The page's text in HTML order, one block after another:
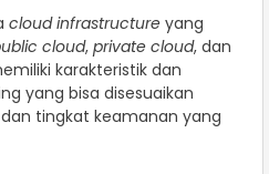
cloud infrastructure yang
cloud, private cloud, dan
karakteristik dan
yang bisa disesuaikan
tingkat keamanan yang